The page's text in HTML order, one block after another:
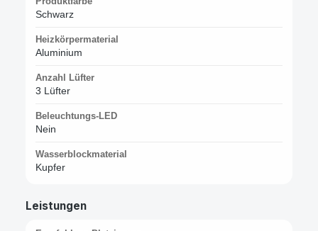
Schwarz
Heizkörpermaterial
Aluminium
Anzahl Lüfter
3 Lüfter
Beleuchtungs-LED
Nein
Wasserblockmaterial
Kupfer
Leistungen